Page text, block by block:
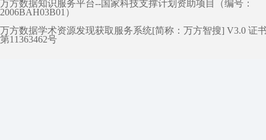
万方数据知识服务平台--国家科技支撑计划资助项目（编号：
2006BAH03B01）
万方数据学术资源发现获取服务系统[简称：万方智搜] V3.0 证
第11363462号